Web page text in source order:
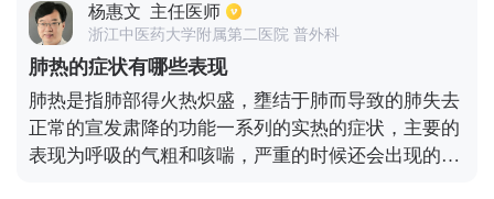
维素和维生素B1，能够起到一定的改善作用。
杨惠文 主任医师
浙江中医药大学附属第二医院 普外科
肺热的症状有哪些表现
肺热是指肺部得火热炽盛，壅结于肺而导致的肺失去
正常的宣发肃降的功能一系列的实热的症状，主要的
表现为呼吸的气粗和咳喘，严重的时候还会出现的鼻